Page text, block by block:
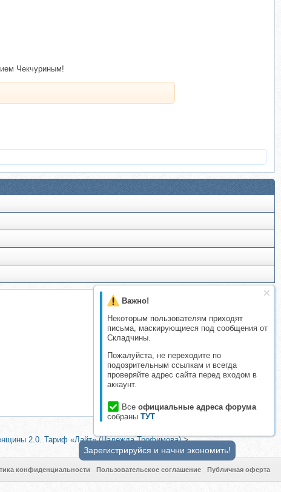
Важно!
Некоторым пользователям приходят
письма, маскирующиеся под сообщения от
Складчины.
Пожалуйста, не переходите по
подозрительным ссылкам и всегда
проверяйте адрес сайта перед входом в
аккаунт.
Все официальные адреса форума
собраны ТУТ
Чекчуриным!
2.0. Тариф «Лайт» (Надежда Трофимова)>
конфиденциальности Пользовательское соглашение Публичная оферта
Зарегистрируйся и начни экономить!